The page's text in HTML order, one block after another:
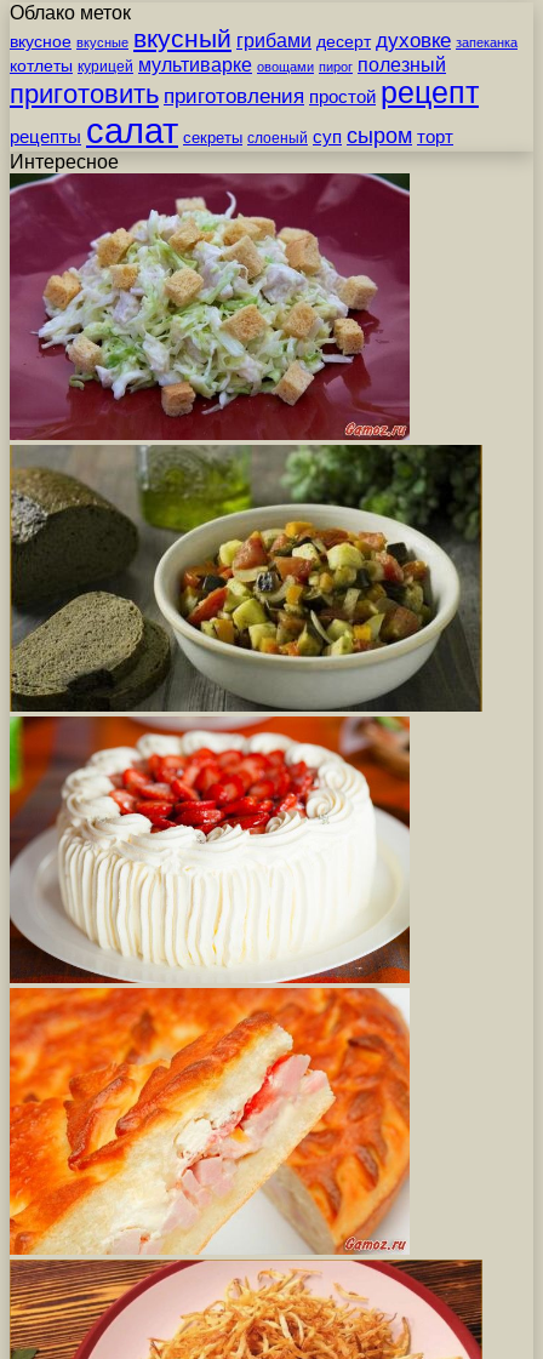
Облако меток
вкусное вкусные вкусный грибами десерт духовке запеканка
котлеты курицей мультиварке овощами пирог полезный
приготовить приготовления простой рецепт
рецепты салат секреты слоеный суп сыром торт
Интересное